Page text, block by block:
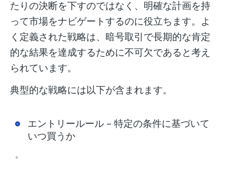
たりの決断を下すのではなく、明確な計画を持
って市場をナビゲートするのに役立ちます。よ
く定義された戦略は、暗号取引で長期的な肯定
的な結果を達成するために不可欠であると考え
られています。
典型的な戦略には以下が含まれます。
エントリールール – 特定の条件に基づいて
いつ買うか
。